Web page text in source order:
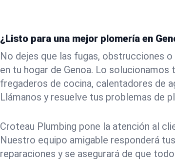
¿Listo para una mejor plomería en
No dejes que las fugas, obstrucciones
en tu hogar de Genoa. Lo
fregaderos de cocina, calentadores de
Llámanos y resuelve tus problemas de
Croteau Plumbing pone la atención al
Nuestro equipo amigable responderá
reparaciones y se asegurará de que